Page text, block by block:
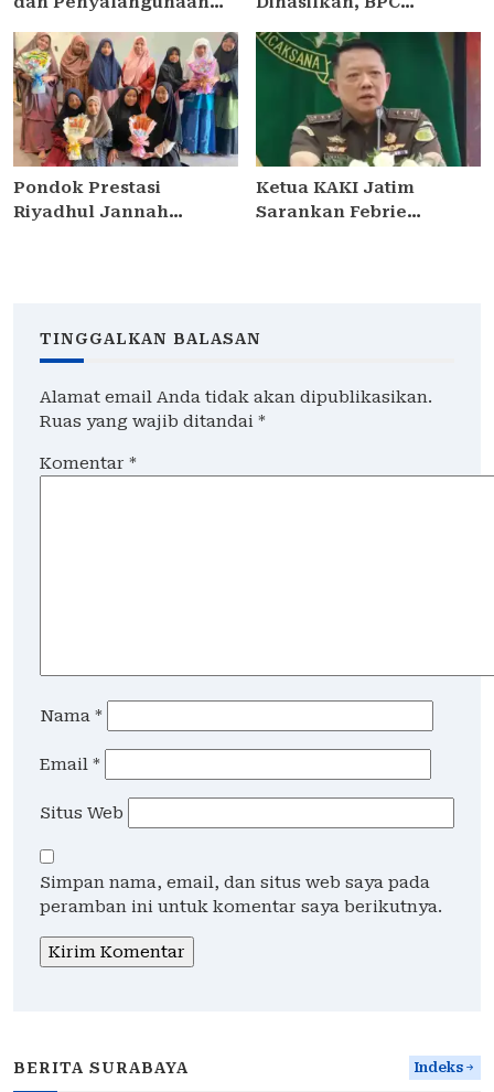
Tropodo . Kec Waru .
Kab . Sidoarjo
Perkuat Kolaborasi
dengan DPRD
Pondok Prestasi
Riyadhul Jannah
Ketua KAKI Jatim
Sarankan Febrie
TINGGALKAN BALASAN
Alamat email Anda tidak akan dipublikasikan.
Ruas yang wajib ditandai *
Komentar *
Nama *
Email *
Situs Web
Simpan nama, email, dan situs web saya pada
peramban ini untuk komentar saya berikutnya.
BERITA SURABAYA Indeks